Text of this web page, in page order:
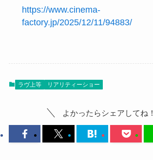
https://www.cinema-
factory.jp/2025/12/11/94883/
ラヴ上等 リアリティーショー
よかったらシェアしてね！